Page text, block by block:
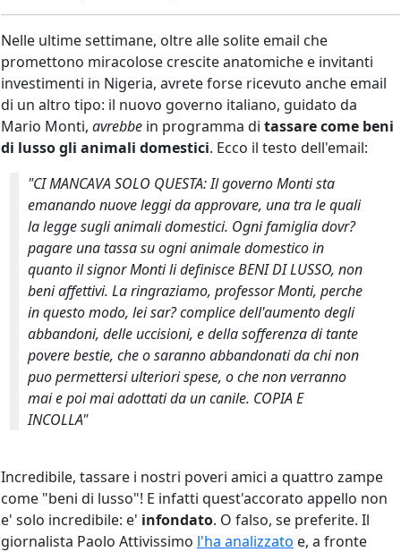
Nelle ultime settimane, oltre alle solite email che
promettono miracolose crescite anatomiche e invitanti
investimenti in Nigeria, avrete forse ricevuto anche email
di un altro tipo: il nuovo governo italiano, guidato da
Mario Monti, avrebbe in programma di tassare come beni
di lusso gli animali domestici. Ecco il testo dell'email:
"CI MANCAVA SOLO QUESTA: Il governo Monti sta
emanando nuove leggi da approvare, una tra le quali
la legge sugli animali domestici. Ogni famiglia dovr?
pagare una tassa su ogni animale domestico in
quanto il signor Monti li definisce BENI DI LUSSO, non
beni affettivi. La ringraziamo, professor Monti, perche
in questo modo, lei sar? complice dell'aumento degli
abbandoni, delle uccisioni, e della sofferenza di tante
povere bestie, che o saranno abbandonati da chi non
puo permettersi ulteriori spese, o che non verranno
mai e poi mai adottati da un canile. COPIA E
INCOLLA"
Incredibile, tassare i nostri poveri amici a quattro zampe
come "beni di lusso"! E infatti quest'accorato appello non
e' solo incredibile: e' infondato. O falso, se preferite. Il
giornalista Paolo Attivissimo l'ha analizzato e, a fronte